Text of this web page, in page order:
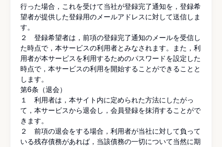
行った場合，これを受けて当社が登録完了通知を，登録希
望者が提供した登録用のメールアドレスに対して送信しま
す。
２ 登録希望者は，前項の登録完了通知のメールを受信し
た時点で，本サービスの利用者とみなされます。また，利
用者が本サービスを利用するためのパスワードを設定した
時点で，本サービスの利用を開始することができることと
します。
第6条（退会）
１ 利用者は，本サイト内に定められた方法にしたがっ
て，本サービスから退会し，会員登録を抹消することがで
きます。
２ 前項の退会をする場合，利用者が当社に対して負って
いる残存債務があれば，当該債務の一切について当然に期